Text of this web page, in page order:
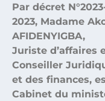
Par décret
2023, Madame
AFIDENYIGBA,
Juriste d’affaires
Conseiller
et des finances,
Cabinet du